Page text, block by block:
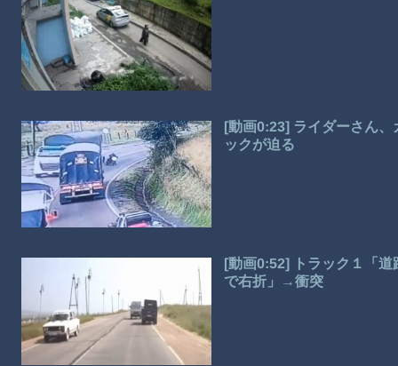
[動画0:23] ライダーさん
ックが迫る
[動画0:52] トラック１「
で右折」→衝突